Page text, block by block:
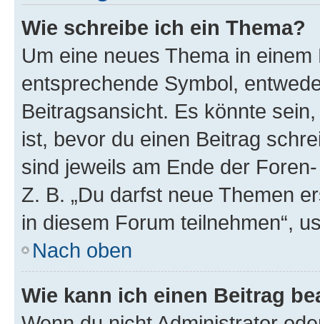
Wie schreibe ich ein Thema?
Um eine neues Thema in
entsprechende Symbol,
Beitragsansicht. Es könnte
ist, bevor du einen Beitrag
sind jeweils am Ende der
Z. B. „Du darfst neue Themen
in diesem Forum teilnehmen“,
Nach oben
Wie kann ich einen Beitrag